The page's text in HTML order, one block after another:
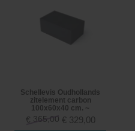
Schellevis Oudhollands
zitelement carbon
100x60x40 cm. ~
€ 365,00 € 329,00